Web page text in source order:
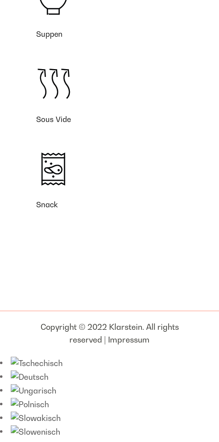
Suppen
Sous Vide
Snack
Copyright © 2022 Klarstein. All rights
reserved | Impressum